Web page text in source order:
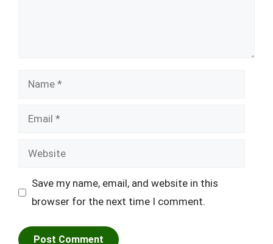
Name
Email
Website
Save my name, email, and website in this
browser for the next time I comment.